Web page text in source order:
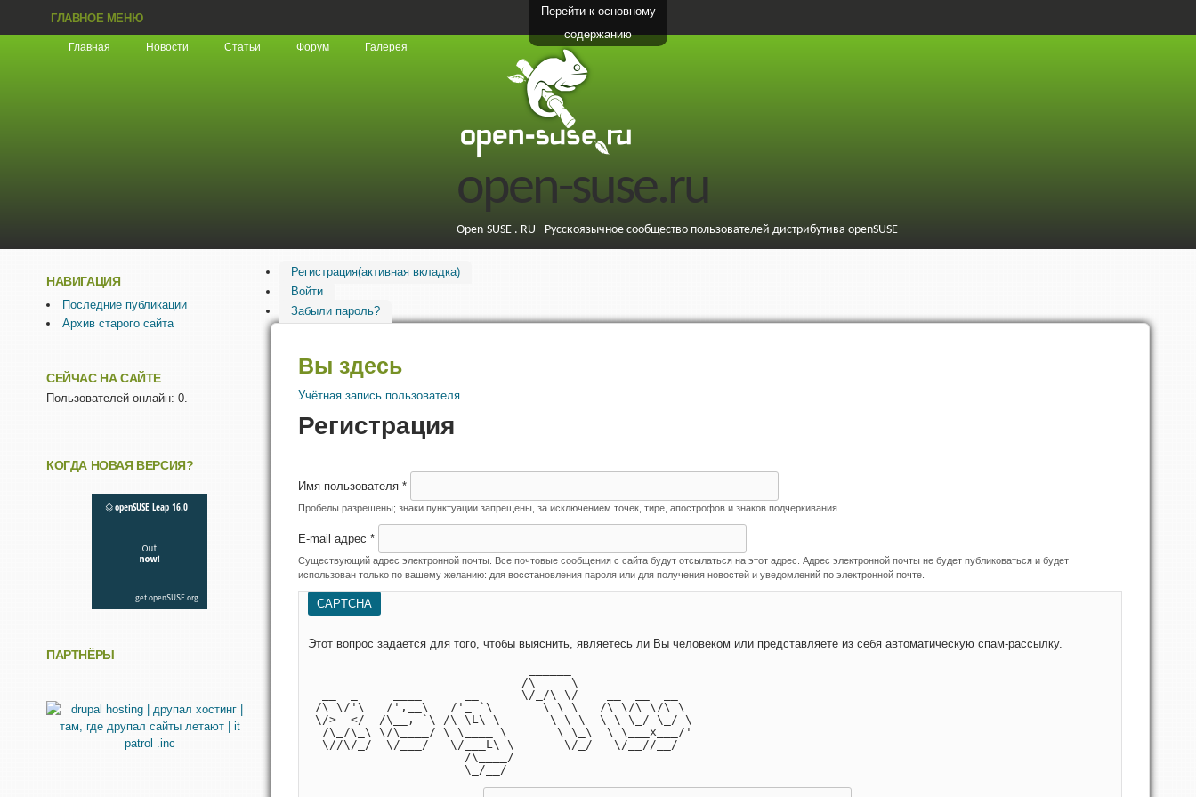
Перейти к основному
содержанию
ГЛАВНОЕ МЕНЮ
Главная Новости Статьи Форум Галерея
open-suse.ru
Open-SUSE . RU - Русскоязычное сообщество пользователей дистрибутива openSUSE
Регистрация(активная вкладка)
Войти
Забыли пароль?
Вы здесь
Учётная запись пользователя
Регистрация
Имя пользователя *
Пробелы разрешены; знаки пунктуации запрещены, за исключением точек, тире, апострофов и знаков подчеркивания.
E-mail адрес *
Существующий адрес электронной почты. Все почтовые сообщения с сайта будут отсылаться на этот адрес. Адрес электронной почты не будет публиковаться и будет
использован только по вашему желанию: для восстановления пароля или для получения новостей и уведомлений по электронной почте.
CAPTCHA
Этот вопрос задается для того, чтобы выяснить, являетесь ли Вы человеком или представляете из себя автоматическую спам-рассылку.
                              /\__  _\
  __  _     ____      __      \/_/\ \/    __  __  __
/\ \/'\   /',__\   /'_ `\       \ \ \   /\ \/\ \/\ \
\/>  </  /\__, `\ /\ \L\ \       \ \ \  \ \ \_/ \_/ \
  /\_/\_\ \/\____/ \ \____ \       \ \_\  \ \___x___/'
  \//\/_/  \/___/   \/___L\ \       \/_/   \/__//__/
                      /\____/
                      \_/__/
НАВИГАЦИЯ
Последние публикации
Архив старого сайта
СЕЙЧАС НА САЙТЕ
Пользователей онлайн: 0.
КОГДА НОВАЯ ВЕРСИЯ?
ПАРТНЁРЫ